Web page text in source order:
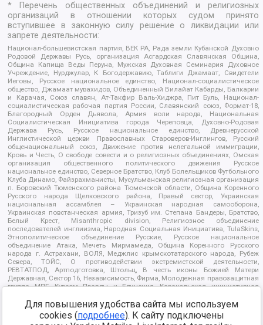
* Перечень общественных объединений и религиозных
организаций в отношении которых судом принято
вступившее в законную силу решение о ликвидации или
запрете деятельности:
Национал-большевистская партия, ВЕК РА, Рада земли Кубанской Духовно
Родовой Державы Русь, организация Асгардская Славянская Община,
Община Капища Веды Перуна, Мужская Духовная Семинария Духовное
Учреждение, Нурджулар, К Богодержавию, Таблиги Джамаат, Свидетели
Иеговы, Русское национальное единство, Национал-социалистическое
общество, Джамаат мувахидов, Объединенный Вилайат Кабарды, Балкарии
и Карачая, Союз славян, Ат-Такфир Валь-Хиджра, Пит Буль, Национал-
социалистическая рабочая партия России, Славянский союз, Формат-18,
Благородный Орден Дьявола, Армия воли народа, Национальная
Социалистическая Инициатива города Череповца, Духовно-Родовая
Держава Русь, Русское национальное единство, Древнерусской
Инглистической церкви Православных Староверов-Инглингов, Русский
общенациональный союз, Движение против нелегальной иммиграции,
Кровь и Честь, О свободе совести и о религиозных объединениях, Омская
организация общественного политического движения Русское
национальное единство, Северное Братство, Клуб Болельщиков Футбольного
Клуба Динамо, Файзрахманисты, Мусульманская религиозная организация
п. Боровский Тюменского района Тюменской области, Община Коренного
Русского народа Щелковского района, Правый сектор, Украинская
национальная ассамблея – Украинская народная самооборона,
Украинская повстанческая армия, Тризуб им. Степана Бандеры, Братство,
Белый Крест, Misanthropic division, Религиозное объединение
последователей инглиизма, Народная Социальная Инициатива, TulaSkins,
Этнополитическое объединение Русские, Русское национальное
объединение Атака, Мечеть Мирмамеда, Община Коренного Русского
народа г. Астрахани, ВОЛЯ, Меджлис крымскотатарского народа, Рубеж
Севера, ТОЙС, О противодействии экстремистской деятельности,
РЕВТАТПОД, Артподготовка, Штольц, В честь иконы Божией Матери
Державная, Сектор 16, Независимость, Фирма, Молодежная правозащитная
группа МПГ, Курсом Правды и Единения, Каракольская инициативная
Благотворительный пансионат Ак Умут, Русская республика Русь,
Арестантское уголовное единство, Башкорт, Нация и свобода, W.H.С., Фалунь
Дафа, Иртыш Ultras, Русский Патриотический клуб-Новокузнецк/РПК,
Для повышения удобства сайта мы используем
cookies (подробнее). К сайту подключены